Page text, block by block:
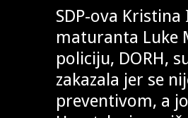
SDP-ova
maturanta Luke
policiju, DORH,
zakazala jer se
preventivom, a